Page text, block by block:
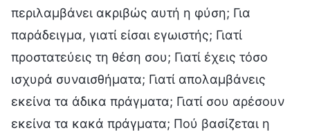
περιλαμβάνει ακριβώς αυτή η φύση; Για
παράδειγμα, γιατί είσαι εγωιστής; Γιατί
προστατεύεις τη θέση σου; Γιατί έχεις τόσο
ισχυρά συναισθήματα; Γιατί απολαμβάνεις
εκείνα τα άδικα πράγματα; Γιατί σου αρέσουν
εκείνα τα κακά πράγματα; Πού βασίζεται η